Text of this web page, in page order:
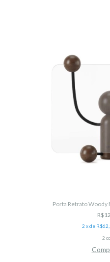
Porta Retrato Woody
2 x de
2